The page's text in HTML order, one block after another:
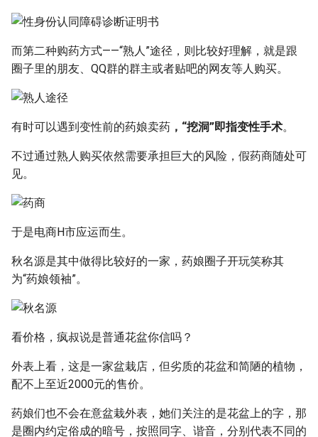
而第二种购药方式——“熟人”途径，则比较好理解，就是跟
圈子里的朋友、QQ群的群主或者贴吧的网友等人购买。
有时可以遇到变性前的药娘卖药 ，“挖洞”即指变性手术。
不过通过熟人购买依然需要承担巨大的风险，假药商随处可
见。
于是电商H市应运而生。
秋名源是其中做得比较好的一家，药娘圈子开玩笑称其
为“药娘领袖”。
看价格，疯叔说是普通花盆你信吗？
外表上看，这是一家盆栽店，但劣质的花盆和简陋的植物，
配不上至近2000元的售价。
药娘们也不会在意盆栽外表，她们关注的是花盆上的字，那
是圈内约定俗成的暗号，按照同字、谐音，分别代表不同的